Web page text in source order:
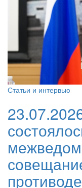
Статьи и интервью